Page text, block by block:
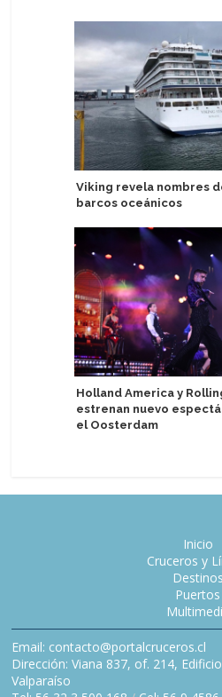
Viking revela nombres
barcos oceánicos
Holland America y
estrenan nuevo
el Oosterdam
Inicio
Cruceros y
Destinos
Puertos
Email: contacto@portalcruceros.cl
Dirección: Viana 837, of. 214,
Valparaíso